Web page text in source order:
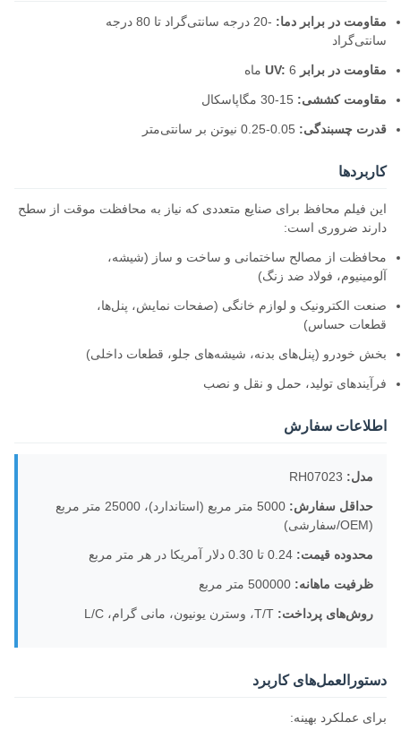
مقاومت در برابر دما:
-20 درجه سانتی‌گراد تا 80 درجه
سانتی‌گراد
مقاومت در برابر UV: 6 ماه
مقاومت کششی:15-30 مگاپاسکال
قدرت چسبندگی:0.05-0.25 نیوتن بر سانتی‌متر
کاربردها
این فیلم محافظ برای صنایع متعددی که نیاز به محافظت موقت از سطح
دارند ضروری است:
محافظت از مصالح ساختمانی و ساخت و ساز (شیشه،
آلومینیوم، فولاد ضد زنگ)
صنعت الکترونیک و لوازم خانگی (صفحات نمایش، پنل‌ها،
قطعات حساس)
بخش خودرو (پنل‌های بدنه، شیشه‌های جلو، قطعات داخلی)
فرآیندهای تولید، حمل و نقل و نصب
اطلاعات سفارش
مدل:RH07023
حداقل سفارش:
5000 متر مربع (استاندارد)، 25000 متر مربع
محدوده قیمت:0.24 تا 0.30 دلار آمریکا در هر متر مربع
ظرفیت ماهانه:500000 متر مربع
روش‌های پرداخت:T/T، وسترن یونیون، مانی گرام، L/C
دستورالعمل‌های کاربرد
برای عملکرد بهینه: